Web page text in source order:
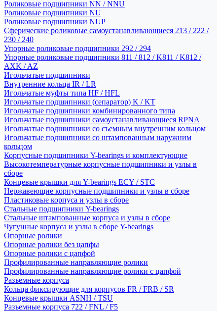
Роликовые подшипники NN / NNU
Роликовые подшипники NU
Роликовые подшипники NUP
Сферические роликовые самоустанавливающиеся 213 / 222 /
230 / 240
Упорные роликовые подшипники 292 / 294
Упорные роликовые подшипники 811 / 812 / K811 / K812 /
AXK / AZ
Игольчатые подшипники
Внутренние кольца IR / LR
Игольчатые муфты типа HF / HFL
Игольчатые подшипники (сепаратор) K / KT
Игольчатые подшипники комбинированного типа
Игольчатые подшипники самоустанавливающиеся RPNA
Игольчатые подшипники со съемным внутренним кольцом
Игольчатые подшипники со штампованным наружним
кольцом
Корпусные подшипники Y-bearings и комплектующие
Высокотемпературные корпусные подшипники и узлы в
сборе
Концевые крышки для Y-bearings ECY / STC
Нержавеющие корпусные подшипники и узлы в сборе
Пластиковые корпуса и узлы в сборе
Стальные подшипники Y-bearings
Стальные штампованные корпуса и узлы в сборе
Чугунные корпуса и узлы в сборе Y-bearings
Опорные ролики
Опорные ролики без цапфы
Опорные ролики с цапфой
Профилированные направляющие ролики
Профилированные направляющие ролики с цапфой
Разъемные корпуса
Кольца фиксирующие для корпусов FR / FRB / SR
Концевые крышки ASNH / TSU
Разъемные корпуса 722 / FNL / F5